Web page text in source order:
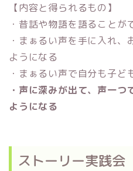
【内容と得られるもの】
・昔話や物語を語ることが
・まぁるい声を手に入れ、
ようになる
・まぁるい声で自分も子ど
・声に深みが出て、声一
ようになる
ストーリー実践会